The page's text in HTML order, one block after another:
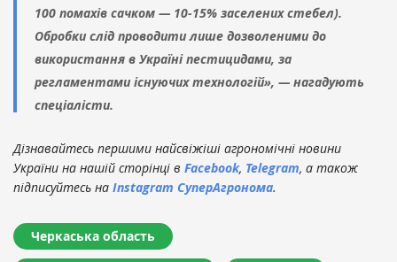
100 помахів сачком — 10-15% заселених стебел).
Обробки слід проводити лише дозволеними до
використання в Україні пестицидами, за
регламентами існуючих технологій», — нагадують
спеціалісти.
Дізнавайтесь першими найсвіжіші агрономічні новини
України на нашій сторінці в Facebook, Telegram, а також
підписуйтесь на Instagram СуперАгронома.
Черкаська область